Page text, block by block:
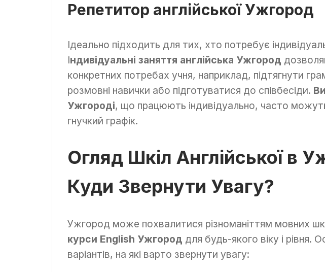
Репетитор англійської Ужгород
Ідеально підходить для тих, хто потребує
Індивідуальні заняття англійська Ужгород
конкретних потребах учня, наприклад, підтягнути
розмовні навички або підготуватися до співбесіди.
Ужгороді, що працюють індивідуально, часто
гнучкий графік.
Огляд Шкіл Англійської в
Куди Звернути Увагу?
Ужгород може похвалитися різноманіттям мовних
курси English Ужгород для будь-якого віку і рівня.
варіантів, на які варто звернути увагу: